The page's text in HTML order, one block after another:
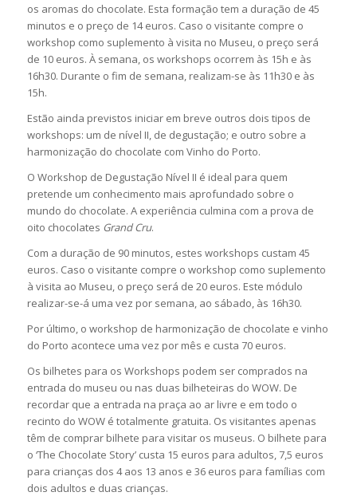
os aromas do chocolate. Esta formação tem a duração de 45
minutos e o preço de 14 euros. Caso o visitante compre o
workshop como suplemento à visita no Museu, o preço será
de 10 euros. À semana, os workshops ocorrem às 15h e às
16h30. Durante o fim de semana, realizam-se às 11h30 e às
15h.
Estão ainda previstos iniciar em breve outros dois tipos de
workshops: um de nível II, de degustação; e outro sobre a
harmonização do chocolate com Vinho do Porto.
O Workshop de Degustação Nível II é ideal para quem
pretende um conhecimento mais aprofundado sobre o
mundo do chocolate. A experiência culmina com a prova de
oito chocolates Grand Cru.
Com a duração de 90 minutos, estes workshops custam 45
euros. Caso o visitante compre o workshop como suplemento
à visita ao Museu, o preço será de 20 euros. Este módulo
realizar-se-á uma vez por semana, ao sábado, às 16h30.
Por último, o workshop de harmonização de chocolate e vinho
do Porto acontece uma vez por mês e custa 70 euros.
Os bilhetes para os Workshops podem ser comprados na
entrada do museu ou nas duas bilheteiras do WOW. De
recordar que a entrada na praça ao ar livre e em todo o
recinto do WOW é totalmente gratuita. Os visitantes apenas
têm de comprar bilhete para visitar os museus. O bilhete para
o ‘The Chocolate Story’ custa 15 euros para adultos, 7,5 euros
para crianças dos 4 aos 13 anos e 36 euros para famílias com
dois adultos e duas crianças.